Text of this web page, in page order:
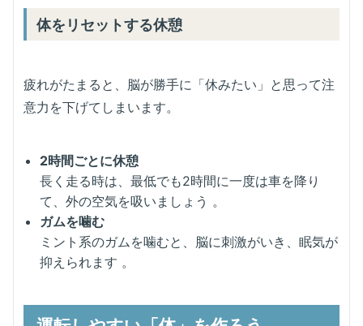
体をリセットする休憩
疲れがたまると、脳が勝手に「休みたい」と思って注
意力を下げてしまいます。
2時間ごとに休憩
長く走る時は、最低でも2時間に一度は車を降り
て、外の空気を吸いましょう 。
ガムを噛む
ミント系のガムを噛むと、脳に刺激がいき、眠気が
抑えられます 。